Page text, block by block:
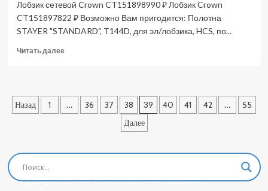
Лобзик сетевой Crown CT151898990 ₽ Лобзик Crown
CT151897822 ₽ Возможно Вам пригодится: Полотна
STAYER "STANDARD", T144D, для эл/лобзика, HCS, по...
Читать далееПрочитать
сетевой
Crown
Пагинация
Назад 1 … 36 37 38 39 40 41 42 …
55
Далее
Фрезеры
Фрезер сетевой MAKITA M3601 (Цены)